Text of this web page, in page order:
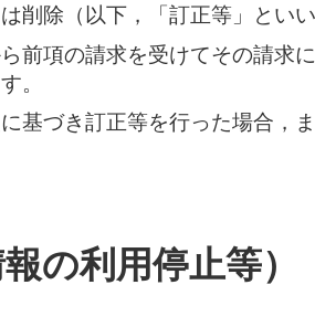
削除（以下，「訂正等」とい
前項の請求を受けてその請求
。
基づき訂正等を行った場合，
の利用停止等）